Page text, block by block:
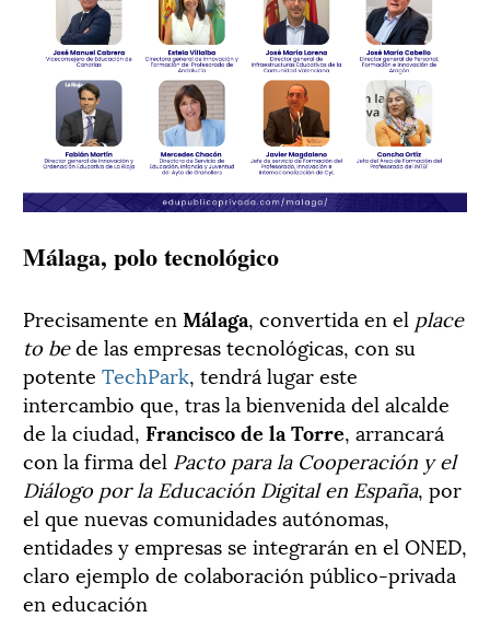
Málaga, polo tecnológico
Precisamente en Málaga, convertida en el place
to bede las empresas tecnológicas, con su
potente TechPark, tendrá lugar este
intercambio que, tras la bienvenida del alcalde
de la ciudad, Francisco de la Torre, arrancará
con la firma del Pacto para la Cooperación y el
Diálogo por la Educación Digital en España, por
el que nuevas comunidades autónomas,
entidades y empresas se integrarán en el ONED,
claro ejemplo de colaboración público-privada
en educación